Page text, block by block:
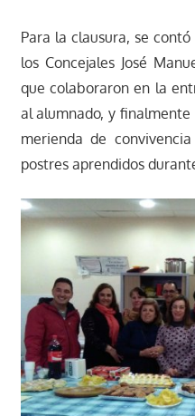
Para la clausura, se
los Concejales José
que colaboraron en la
al alumnado, y
merienda de
postres aprendidos